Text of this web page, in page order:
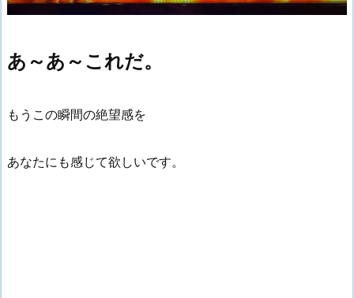
あ～あ～これだ。
もうこの瞬間の絶望感を
あなたにも感じて欲しいです。